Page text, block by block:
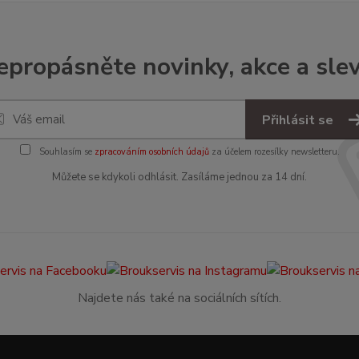
novinky, akce a
Přihlásit se
Souhlasím se zpracováním osobních údajůza účelem rozesílky newsletteru.
Můžete se kdykoli odhlásit. Zasíláme jednou za 14 dní.
Najdete nás také na sociálních sítích.